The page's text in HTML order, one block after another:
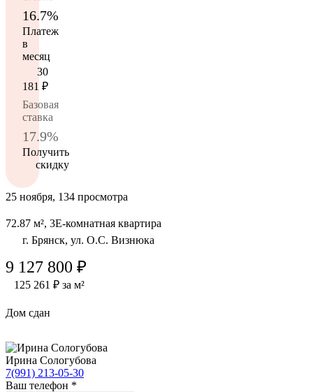
16.7%
Платеж
в
месяц
30
181 ₽
Базовая
ставка
17.9%
Получить
скидку
25 ноября, 134 просмотра
72.87 м², 3Е-комнатная квартира
г. Брянск, ул. О.С. Визнюка
9 127 800 ₽
125 261 ₽ за м²
Дом сдан
Ирина Сологубова
7(991) 213-05-30
Ваш телефон *